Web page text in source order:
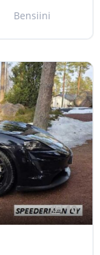
Bensiini
10